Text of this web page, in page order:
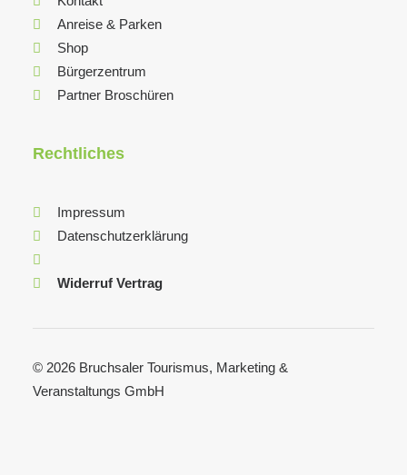
Anreise & Parken
Shop
Bürgerzentrum
Partner Broschüren
Rechtliches
Impressum
Datenschutzerklärung
Widerruf Vertrag
© 2026 Bruchsaler Tourismus, Marketing &
Veranstaltungs GmbH